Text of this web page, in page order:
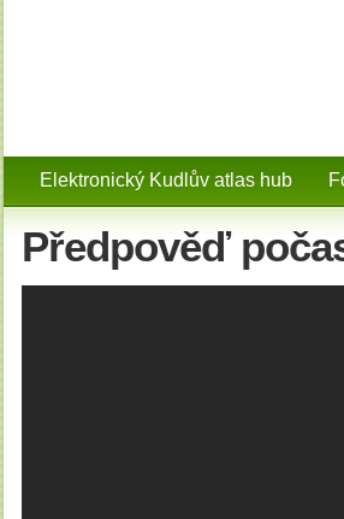
Elektronický Kudlův atlas hub
Předpověď